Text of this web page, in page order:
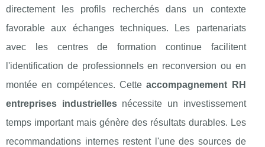
directement les profils recherchés dans un contexte
favorable aux échanges techniques. Les partenariats
avec les centres de formation continue facilitent
l'identification de professionnels en reconversion ou en
montée en compétences. Cetteaccompagnement RH
entreprises industriellesnécessite un investissement
temps important mais génère des résultats durables. Les
recommandations internes restent l'une des sources de